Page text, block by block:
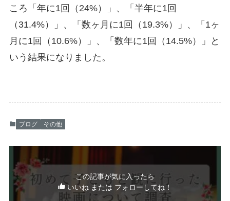
ころ「年に1回（24%）」、「半年に1回
（31.4%）」、「数ヶ月に1回（19.3%）」、「1ヶ
月に1回（10.6%）」、「数年に1回（14.5%）」と
いう結果になりました。
ブログ その他
この記事が気に入ったら
いいね または フォローしてね！